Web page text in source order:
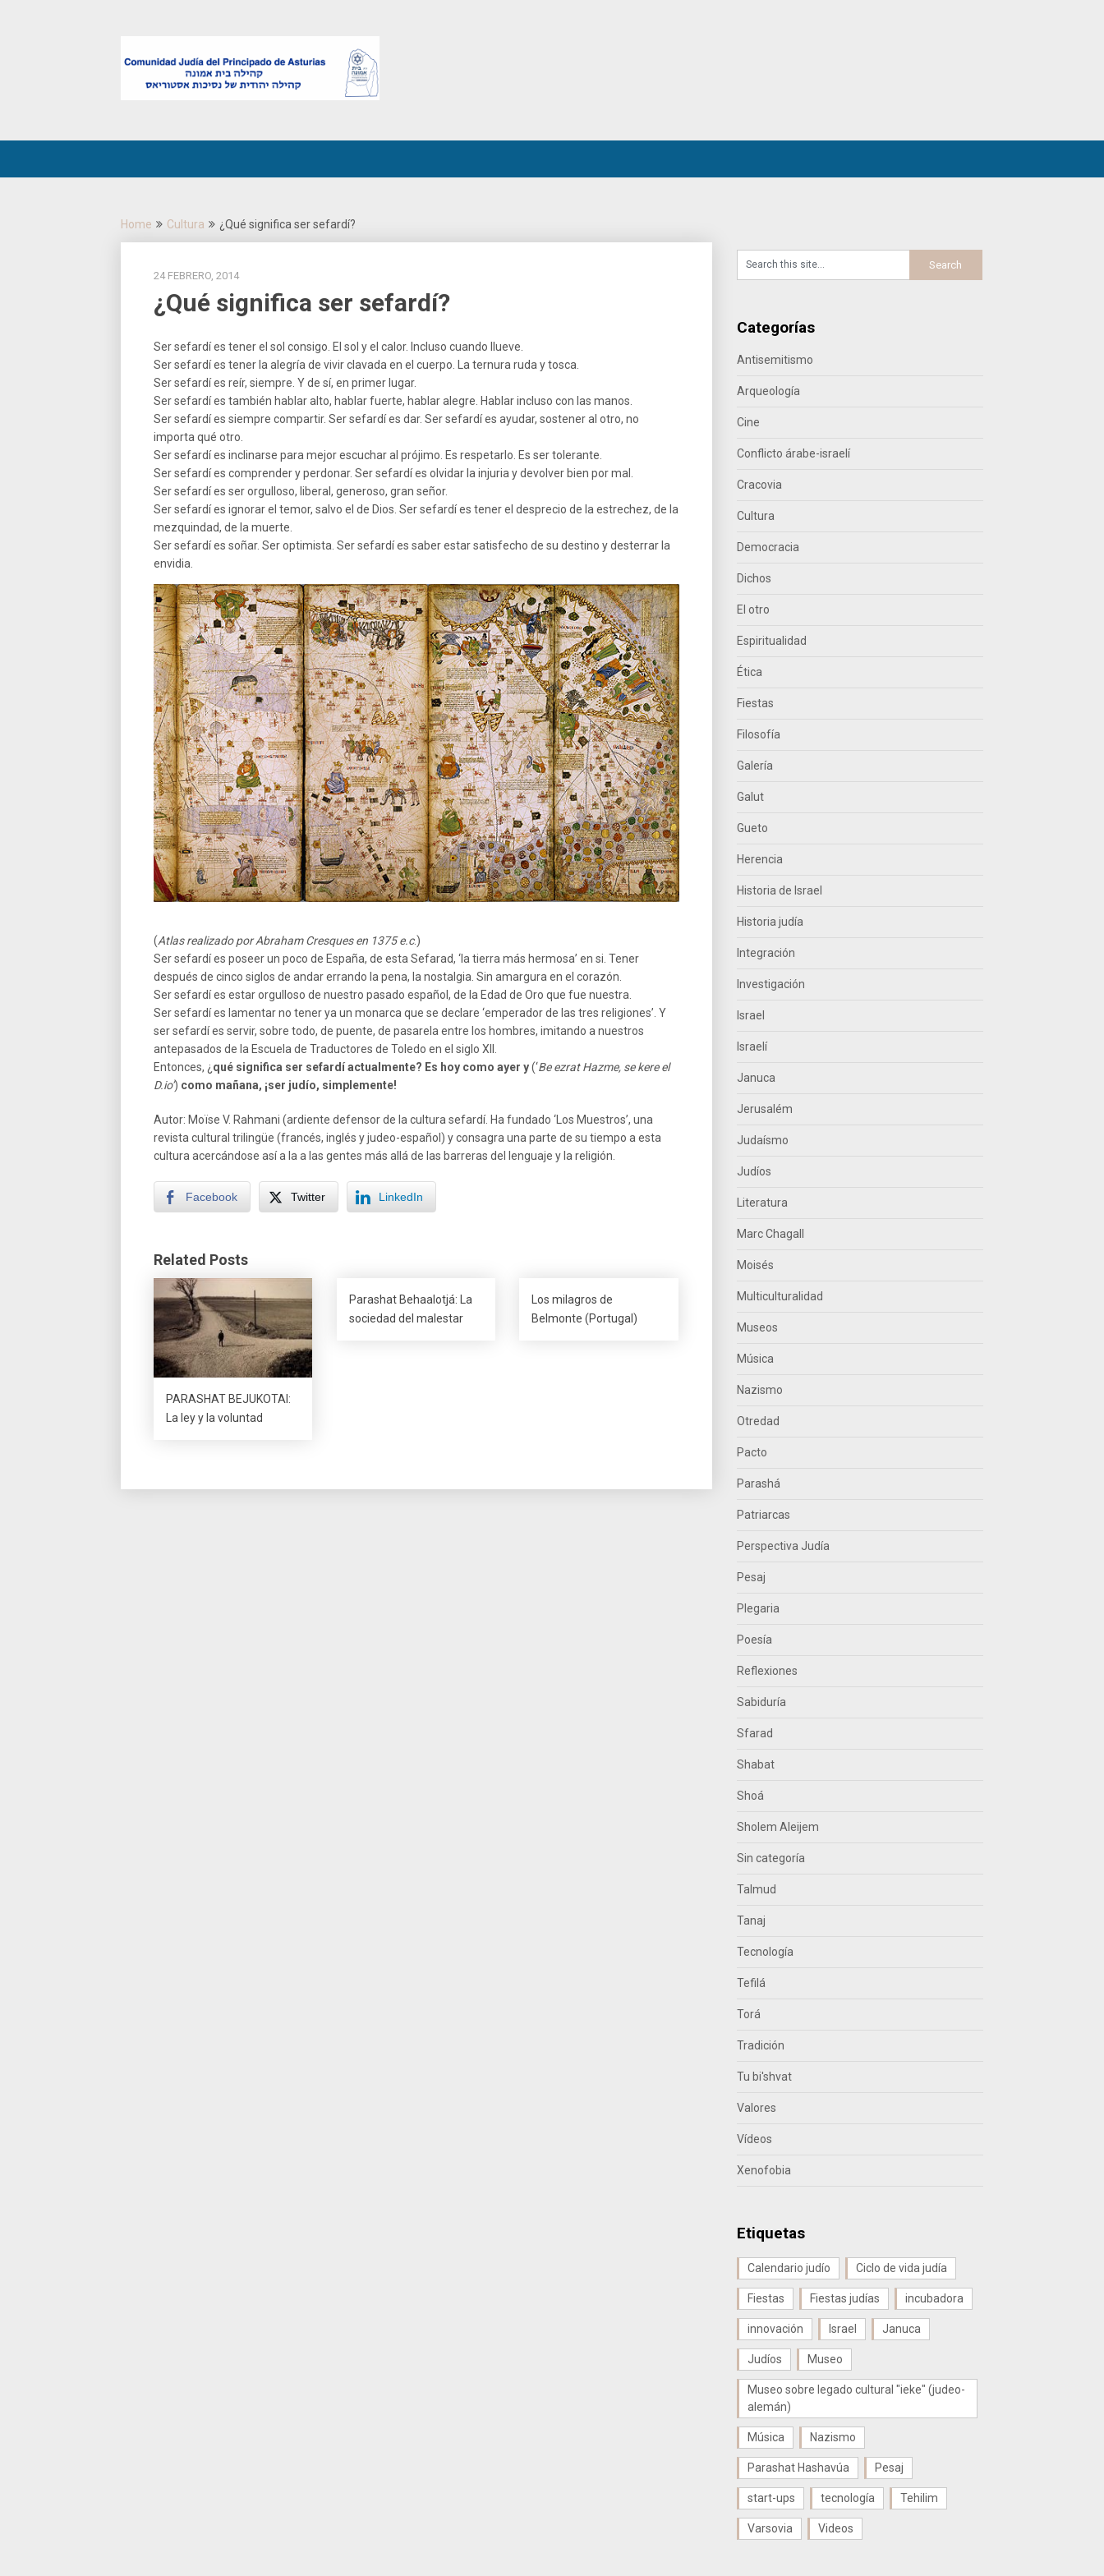
Home Cultura ¿Qué significa ser sefardí?
24 FEBRERO, 2014
¿Qué significa ser sefardí?
Ser sefardí es tener el sol consigo. El sol y el calor. Incluso cuando llueve.
Ser sefardí es tener la alegría de vivir clavada en el cuerpo. La ternura ruda y tosca.
Ser sefardí es reír, siempre. Y de sí, en primer lugar.
Ser sefardí es también hablar alto, hablar fuerte, hablar alegre. Hablar incluso con las manos.
Ser sefardí es siempre compartir. Ser sefardí es dar. Ser sefardí es ayudar, sostener al otro, no
importa qué otro.
Ser sefardí es inclinarse para mejor escuchar al prójimo. Es respetarlo. Es ser tolerante.
Ser sefardí es comprender y perdonar. Ser sefardí es olvidar la injuria y devolver bien por mal.
Ser sefardí es ser orgulloso, liberal, generoso, gran señor.
Ser sefardí es ignorar el temor, salvo el de Dios. Ser sefardí es tener el desprecio de la estrechez, de la
mezquindad, de la muerte.
Ser sefardí es soñar. Ser optimista. Ser sefardí es saber estar satisfecho de su destino y desterrar la
envidia.
(Atlas realizado por Abraham Cresques en 1375 e.c.)
Ser sefardí es poseer un poco de España, de esta Sefarad, ‘la tierra más hermosa’ en si. Tener
después de cinco siglos de andar errando la pena, la nostalgia. Sin amargura en el corazón.
Ser sefardí es estar orgulloso de nuestro pasado español, de la Edad de Oro que fue nuestra.
Ser sefardí es lamentar no tener ya un monarca que se declare ‘emperador de las tres religiones’. Y
ser sefardí es servir, sobre todo, de puente, de pasarela entre los hombres, imitando a nuestros
antepasados de la Escuela de Traductores de Toledo en el siglo XII.
Entonces, ¿ qué significa ser sefardí actualmente? Es hoy como ayer y(‘Be ezrat Hazme, se kere el
D.io’) como mañana, ¡ser judío, simplemente!
Autor: Moïse V. Rahmani (ardiente defensor de la cultura sefardí. Ha fundado ‘Los Muestros’, una
revista cultural trilingüe (francés, inglés y judeo-español) y consagra una parte de su tiempo a esta
cultura acercándose así a la a las gentes más allá de las barreras del lenguaje y la religión.
Facebook Twitter LinkedIn
Related Posts
PARASHAT BEJUKOTAI:
La ley y la voluntad
Parashat Behaalotjá: La
sociedad del malestar
Los milagros de
Belmonte (Portugal)
Categorías
Antisemitismo
Arqueología
Cine
Conflicto árabe-israelí
Cracovia
Cultura
Democracia
Dichos
El otro
Espiritualidad
Ética
Fiestas
Filosofía
Galería
Galut
Gueto
Herencia
Historia de Israel
Historia judía
Integración
Investigación
Israel
Israelí
Januca
Jerusalém
Judaísmo
Judíos
Literatura
Marc Chagall
Moisés
Multiculturalidad
Museos
Música
Nazismo
Otredad
Pacto
Parashá
Patriarcas
Perspectiva Judía
Pesaj
Plegaria
Poesía
Reflexiones
Sabiduría
Sfarad
Shabat
Shoá
Sholem Aleijem
Sin categoría
Talmud
Tanaj
Tecnología
Tefilá
Torá
Tradición
Tu bi'shvat
Valores
Vídeos
Xenofobia
Etiquetas
Calendario judío Ciclo de vida judía
Fiestas Fiestas judías incubadora
innovación Israel Januca
Judíos Museo
Museo sobre legado cultural "ieke" (judeo-
alemán)
Música Nazismo
Parashat Hashavúa Pesaj
start-ups tecnología Tehilim
Varsovia Videos